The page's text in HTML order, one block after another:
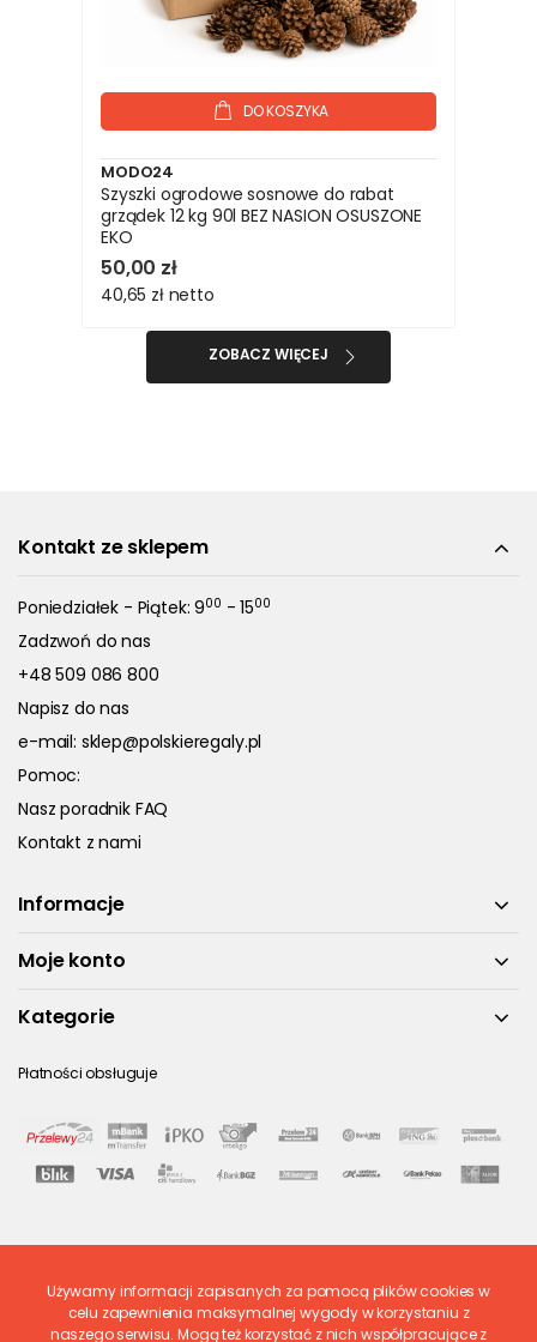
DO KOSZYKA
MODO24
Szyszki ogrodowe sosnowe do rabat
grządek 12 kg 90l BEZ NASION OSUSZONE
EKO
50,00 zł
40,65 zł netto
ZOBACZ WIĘCEJ
Kontakt ze sklepem
Poniedziałek - Piątek: 900 - 1500
Zadzwoń do nas
+48 509 086 800
Napisz do nas
e-mail: sklep@polskieregaly.pl
Pomoc:
Nasz poradnik FAQ
Kontakt z nami
Informacje
Moje konto
Kategorie
Płatności obsługuje
Ostatnio ocenione
Używamy informacji zapisanych za pomocą plików cookies w
celu zapewnienia maksymalnej wygody w korzystaniu z
naszego serwisu. Mogą też korzystać z nich współpracujące z